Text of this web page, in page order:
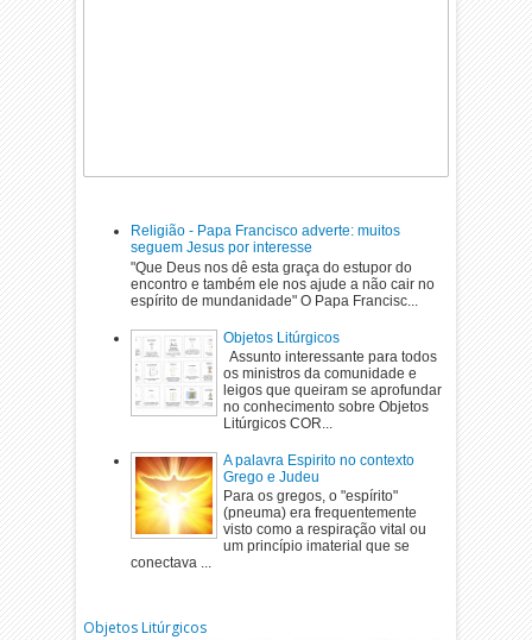
Religião - Papa Francisco adverte: muitos
seguem Jesus por interesse
"Que Deus nos dê esta graça do estupor do
encontro e também ele nos ajude a não cair no
espírito de mundanidade" O Papa Francisc...
Objetos Litúrgicos
Assunto interessante para todos
os ministros da comunidade e
leigos que queiram se aprofundar
no conhecimento sobre Objetos
Litúrgicos COR...
A palavra Espirito no contexto
Grego e Judeu
Para os gregos, o "espírito"
(pneuma) era frequentemente
visto como a respiração vital ou
um princípio imaterial que se
conectava ...
Objetos Litúrgicos